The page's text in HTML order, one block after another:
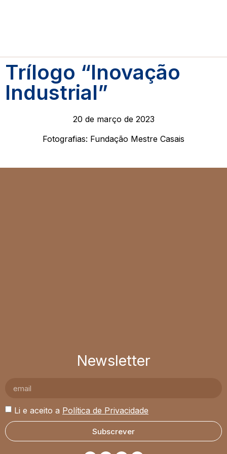
Trílogo “Inovação
Industrial”
20 de março de 2023
Fotografias: Fundação Mestre Casais
Newsletter
Li e aceito a Política de Privacidade
Subscrever